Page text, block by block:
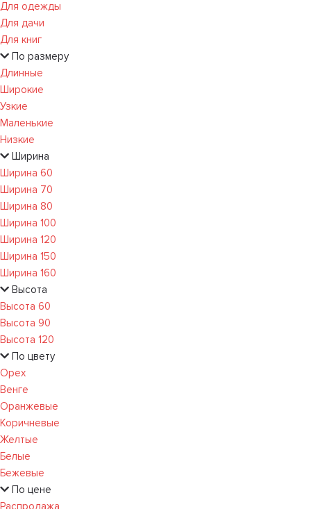
Для одежды
Для дачи
Для книг
По размеру
Длинные
Широкие
Узкие
Маленькие
Низкие
Ширина
Ширина 60
Ширина 70
Ширина 80
Ширина 100
Ширина 120
Ширина 150
Ширина 160
Высота
Высота 60
Высота 90
Высота 120
По цвету
Орех
Венге
Оранжевые
Коричневые
Желтые
Белые
Бежевые
По цене
Распродажа